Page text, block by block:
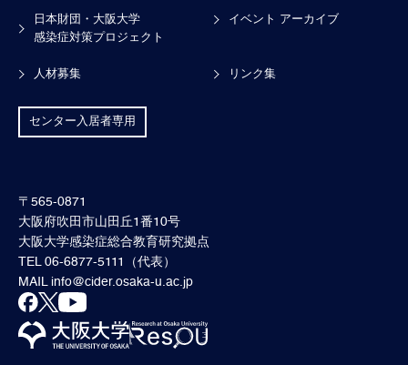
日本財団・大阪大学
感染症対策プロジェクト
イベント アーカイブ
人材募集 リンク集
センター入居者専用
〒565-0871
大阪府吹田市山田丘1番10号
大阪大学感染症総合教育研究拠点
TEL 06-6877-5111（代表）
MAIL
info@cider.osaka-u.ac.jp